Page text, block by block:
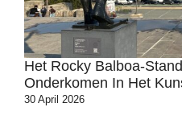
Het Rocky Balboa-
Onderkomen In Het
30 April 2026